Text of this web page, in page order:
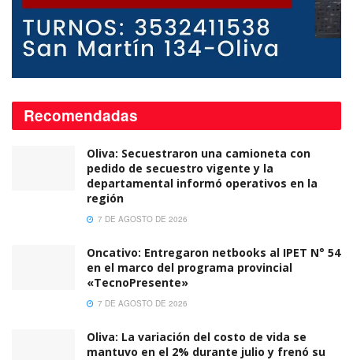
Recomendadas
Oliva: Secuestraron una camioneta con
pedido de secuestro vigente y la
departamental informó operativos en la
región
7 DE AGOSTO DE 2026
Oncativo: Entregaron netbooks al IPET N° 54
en el marco del programa provincial
«TecnoPresente»
7 DE AGOSTO DE 2026
Oliva: La variación del costo de vida se
mantuvo en el 2% durante julio y frenó su